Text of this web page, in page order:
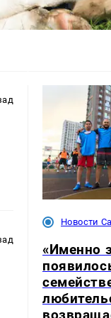
Новости
«Именно